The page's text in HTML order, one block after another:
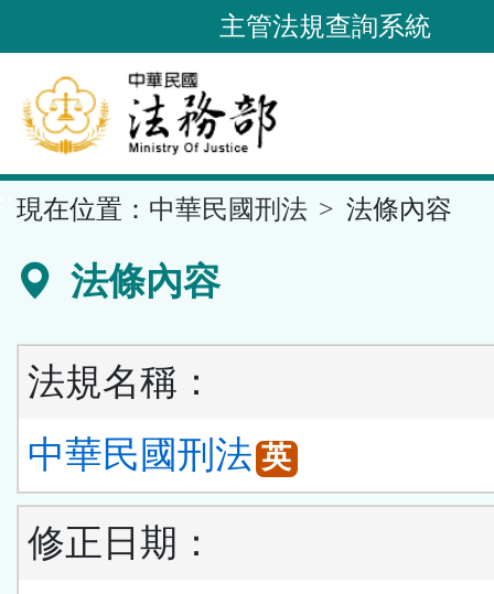
到
要
內
容
區
主管法規查詢系統
現在位置： 中華民國刑法 法條內容
法條內容
法規名稱：
中華民國刑法 英
修正日期：